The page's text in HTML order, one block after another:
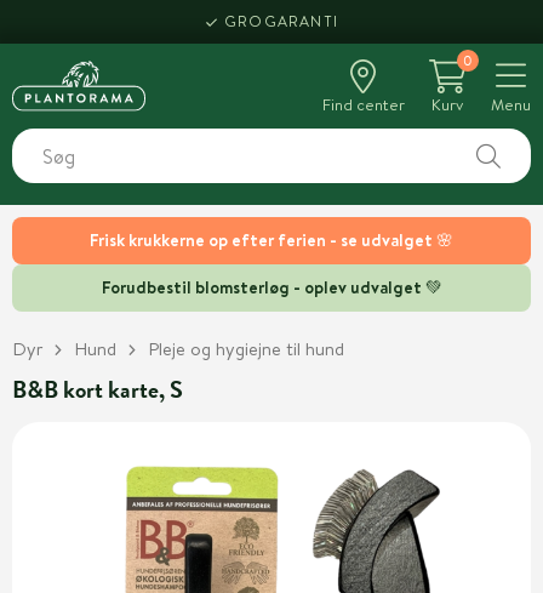
Frisk krukkerne op efter ferien - se udvalget 🌸
Forudbestil blomsterløg - oplev udvalget 💚
GROGARANTI
Find center
0
Kurv
Menu
Dyr Hund Pleje og hygiejne til hund
B&B kort karte, S